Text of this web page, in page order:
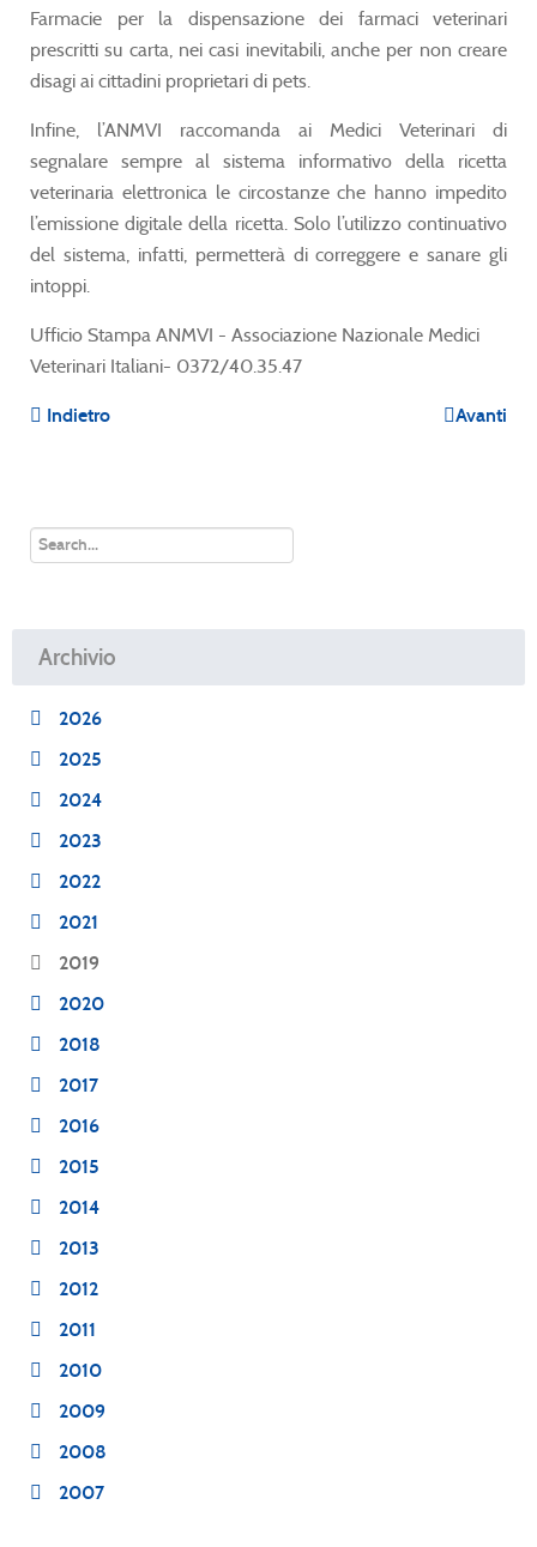
Farmacie per la dispensazione dei farmaci veterinari
prescritti su carta, nei casi inevitabili, anche per non creare
disagi ai cittadini proprietari di pets.
Infine, l’ANMVI raccomanda ai Medici Veterinari di
segnalare sempre al sistema informativo della ricetta
veterinaria elettronica le circostanze che hanno impedito
l’emissione digitale della ricetta. Solo l’utilizzo continuativo
del sistema, infatti, permetterà di correggere e sanare gli
intoppi.
Ufficio Stampa ANMVI - Associazione Nazionale Medici
Veterinari Italiani- 0372/40.35.47
Indietro Avanti
Archivio
2026
2025
2024
2023
2022
2021
2019
2020
2018
2017
2016
2015
2014
2013
2012
2011
2010
2009
2008
2007